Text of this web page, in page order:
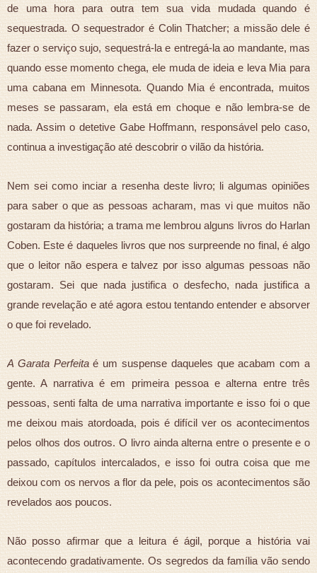
de uma hora para outra tem sua vida mudada quando é
sequestrada. O sequestrador é Colin Thatcher; a missão dele é
fazer o serviço sujo, sequestrá-la e entregá-la ao mandante, mas
quando esse momento chega, ele muda de ideia e leva Mia para
uma cabana em Minnesota. Quando Mia é encontrada, muitos
meses se passaram, ela está em choque e não lembra-se de
nada. Assim o detetive Gabe Hoffmann, responsável pelo caso,
continua a investigação até descobrir o vilão da história.
Nem sei como inciar a resenha deste livro; li algumas opiniões
para saber o que as pessoas acharam, mas vi que muitos não
gostaram da história; a trama me lembrou alguns livros do Harlan
Coben. Este é daqueles livros que nos surpreende no final, é algo
que o leitor não espera e talvez por isso algumas pessoas não
gostaram. Sei que nada justifica o desfecho, nada justifica a
grande revelação e até agora estou tentando entender e absorver
o que foi revelado.
A Garata Perfeitaé um suspense daqueles que acabam com a
gente. A narrativa é em primeira pessoa e alterna entre três
pessoas, senti falta de uma narrativa importante e isso foi o que
me deixou mais atordoada, pois é difícil ver os acontecimentos
pelos olhos dos outros. O livro ainda alterna entre o presente e o
passado, capítulos intercalados, e isso foi outra coisa que me
deixou com os nervos a flor da pele, pois os acontecimentos são
revelados aos poucos.
Não posso afirmar que a leitura é ágil, porque a história vai
acontecendo gradativamente. Os segredos da família vão sendo